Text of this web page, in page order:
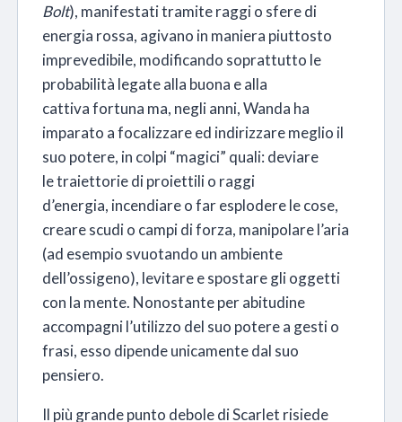
Bolt), manifestati tramite raggi o sfere di
energia rossa, agivano in maniera piuttosto
imprevedibile, modificando soprattutto le
probabilità legate alla buona e alla
cattiva fortuna ma, negli anni, Wanda ha
imparato a focalizzare ed indirizzare meglio il
suo potere, in colpi “magici” quali: deviare
le traiettorie di proiettili o raggi
d’energia, incendiare o far esplodere le cose,
creare scudi o campi di forza, manipolare l’aria
(ad esempio svuotando un ambiente
dell’ossigeno), levitare e spostare gli oggetti
con la mente. Nonostante per abitudine
accompagni l’utilizzo del suo potere a gesti o
frasi, esso dipende unicamente dal suo
pensiero.
Il più grande punto debole di Scarlet risiede